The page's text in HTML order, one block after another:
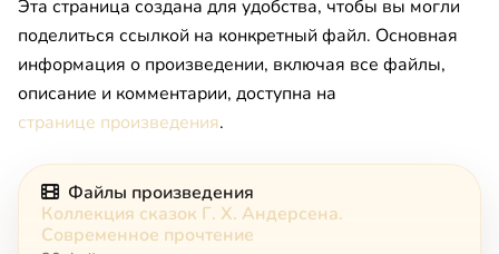
Эта страница создана для удобства, чтобы вы могли
поделиться ссылкой на конкретный файл. Основная
информация о произведении, включая все файлы,
описание и комментарии, доступна на
странице произведения.
Файлы произведения
Коллекция сказок Г. Х. Андерсена.
Современное прочтение